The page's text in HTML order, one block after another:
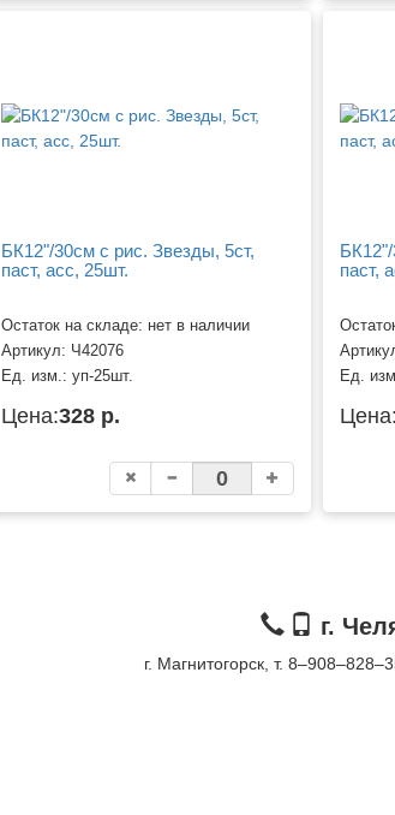
БК12"/30см с рис. Звезды, 5ст,
паст, асс, 25шт.
Остаток на складе: нет в наличии
Артикул: Ч42076
Ед. изм.: уп-25шт.
Цена:328 р.
паст,
Ед.
г.
г. Магнитогорск, т.